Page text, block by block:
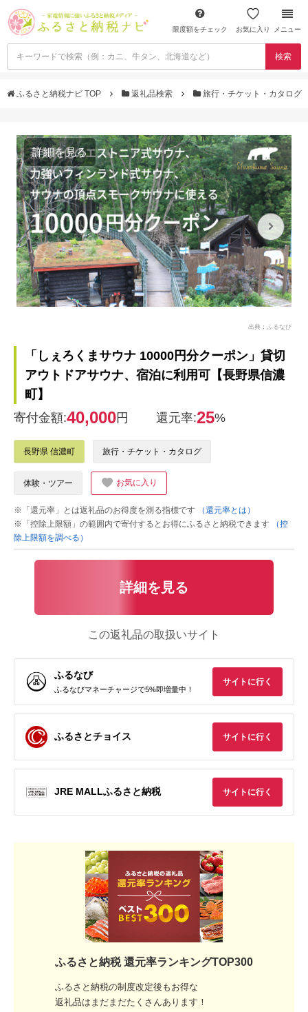
限度額をチェック お気に入り メニュー
検索
ふるさと納税ナビ TOP 返礼品検索 旅行・チケット・カタログ
詳細を見る
出典：ふるなび
「しぇろくまサウナ 10000円分クーポン」貸切
アウトドアサウナ、宿泊に利用可【長野県信濃
町】
寄付金額:40,000円 還元率:25%
長野県 信濃町 旅行・チケット・カタログ
体験・ツアー お気に入り
※「還元率」とは返礼品のお得度を測る指標です
（還元率とは）
※「控除上限額」の範囲内で寄付するとお得にふるさと納税できます
（控
除上限額を調べる）
詳細を見る
この返礼品の取扱いサイト
ふるなび
ふるなびマネーチャージで5%即増量中！
サイトに行く
ふるさとチョイス サイトに行く
JRE MALLふるさと納税 サイトに行く
ふるさと納税 還元率ランキングTOP300
ふるさと納税の制度改定後もお得な
返礼品はまだまだたくさんあります！